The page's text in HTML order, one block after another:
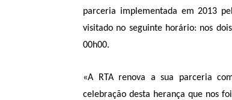
parceria implementada em 2013
visitado no seguinte horário: nos
00h00.
«A RTA renova a sua parceria
celebração desta herança que nos